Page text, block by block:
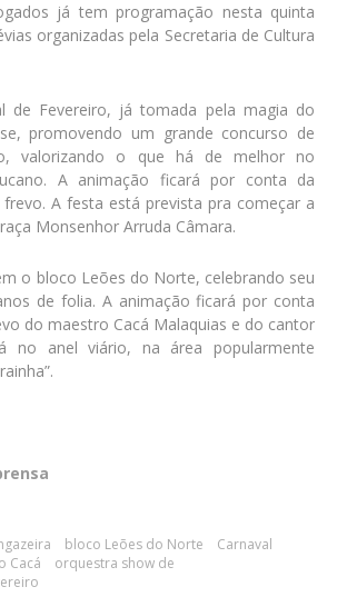
já tem programação nesta quinta
organizadas pela Secretaria de Cultura
de Fevereiro, já tomada pela magia do
promovendo um grande concurso de
valorizando o que há de melhor no
A animação ficará por conta da
A festa está prevista pra começar a
Monsenhor Arruda Câmara.
o bloco Leões do Norte, celebrando seu
de folia. A animação ficará por conta
do maestro Cacá Malaquias e do cantor
no anel viário, na área popularmente
bloco Leões do Norte
Carnaval
Cacá
orquestra show de